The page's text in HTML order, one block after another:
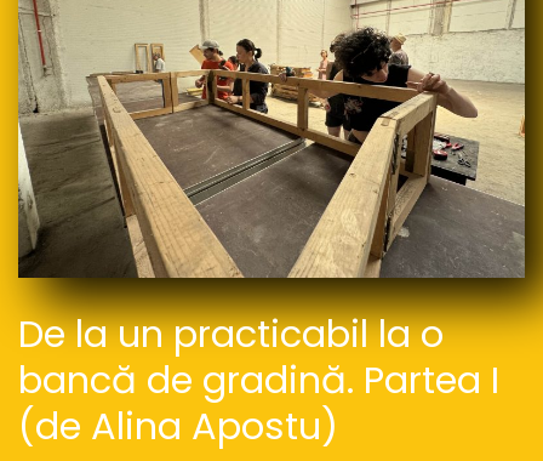
De la un practicabil la o
bancă de gradină. Partea I
(de Alina Apostu)